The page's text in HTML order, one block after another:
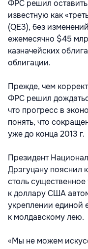
ФРС решил
известную как
(QE3), без
ежемесячно $45
казначейских
облигации.
Прежде, чем
ФРС решил
что прогресс в
понять, что
уже до конца 2013 г.
Президент
Дрэгуцану пояснил
столь
к доллару США
укреплении единой
к молдавскому лею.
«Мы не можем